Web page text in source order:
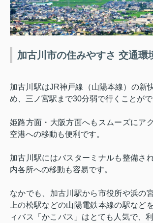
加古川市の住みやすさ 交通環
加古川駅はJR神戸線（山陽本線）の新
め、三ノ宮駅まで30分弱で行くことがで
姫路方面・大阪方面へもスムーズにア
空港への移動も便利です。
加古川駅にはバスターミナルも整備さ
内各所への移動も容易です。
なかでも、加古川駅から市役所や浜の
上の松駅などの山陽電鉄本線の駅など
ィバス「かこバス」はとても人気で、